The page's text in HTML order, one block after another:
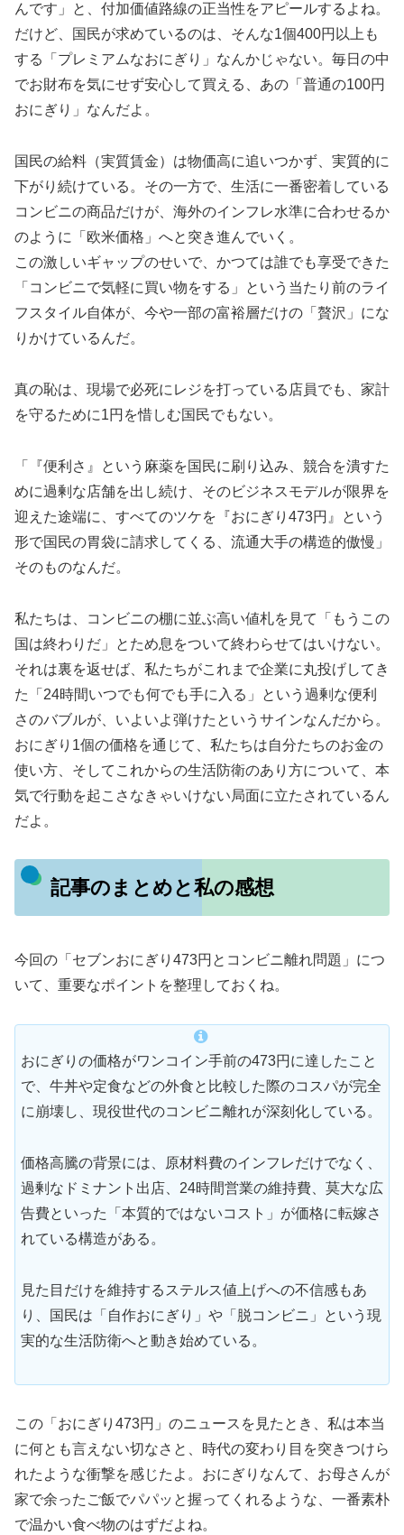
んです」と、付加価値路線の正当性をアピールするよね。
だけど、国民が求めているのは、そんな1個400円以上も
する「プレミアムなおにぎり」なんかじゃない。毎日の中
でお財布を気にせず安心して買える、あの「普通の100円
おにぎり」なんだよ。
国民の給料（実質賃金）は物価高に追いつかず、実質的に
下がり続けている。その一方で、生活に一番密着している
コンビニの商品だけが、海外のインフレ水準に合わせるか
のように「欧米価格」へと突き進んでいく。
この激しいギャップのせいで、かつては誰でも享受できた
「コンビニで気軽に買い物をする」という当たり前のライ
フスタイル自体が、今や一部の富裕層だけの「贅沢」にな
りかけているんだ。
真の恥は、現場で必死にレジを打っている店員でも、家計
を守るために1円を惜しむ国民でもない。
「『便利さ』という麻薬を国民に刷り込み、競合を潰すた
めに過剰な店舗を出し続け、そのビジネスモデルが限界を
迎えた途端に、すべてのツケを『おにぎり473円』という
形で国民の胃袋に請求してくる、流通大手の構造的傲慢」
そのものなんだ。
私たちは、コンビニの棚に並ぶ高い値札を見て「もうこの
国は終わりだ」とため息をついて終わらせてはいけない。
それは裏を返せば、私たちがこれまで企業に丸投げしてき
た「24時間いつでも何でも手に入る」という過剰な便利
さのバブルが、いよいよ弾けたというサインなんだから。
おにぎり1個の価格を通じて、私たちは自分たちのお金の
使い方、そしてこれからの生活防衛のあり方について、本
気で行動を起こさなきゃいけない局面に立たされているん
だよ。
記事のまとめと私の感想
今回の「セブンおにぎり473円とコンビニ離れ問題」につ
いて、重要なポイントを整理しておくね。
おにぎりの価格がワンコイン手前の473円に達したこと
で、牛丼や定食などの外食と比較した際のコスパが完全
に崩壊し、現役世代のコンビニ離れが深刻化している。
価格高騰の背景には、原材料費のインフレだけでなく、
過剰なドミナント出店、24時間営業の維持費、莫大な広
告費といった「本質的ではないコスト」が価格に転嫁さ
れている構造がある。
見た目だけを維持するステルス値上げへの不信感もあ
り、国民は「自作おにぎり」や「脱コンビニ」という現
実的な生活防衛へと動き始めている。
この「おにぎり473円」のニュースを見たとき、私は本当
に何とも言えない切なさと、時代の変わり目を突きつけら
れたような衝撃を感じたよ。おにぎりなんて、お母さんが
家で余ったご飯でパパッと握ってくれるような、一番素朴
で温かい食べ物のはずだよね。